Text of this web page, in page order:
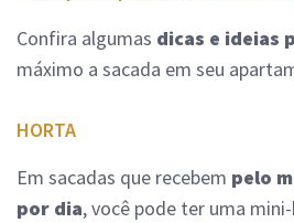
Confira algumas dicas e ideias
máximo a sacada em seu
HORTA
Em sacadas que recebem pelo
por dia, você pode ter uma